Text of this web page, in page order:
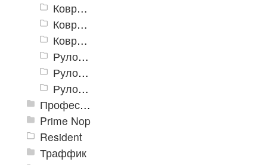
Коврики «Карелия» 1200х1800 мм
Коврики «Карелия» 1200х2500 мм
Коврики «Карелия» 1500х3000 мм
Рулон «Карелия» 900 мм
Рулон «Карелия» 1200 мм
Рулон «Карелия» 2000 мм
Профессиональные грязезащитные ковры AntiSplash Carpet
Prime Nop
Resident
Траффик